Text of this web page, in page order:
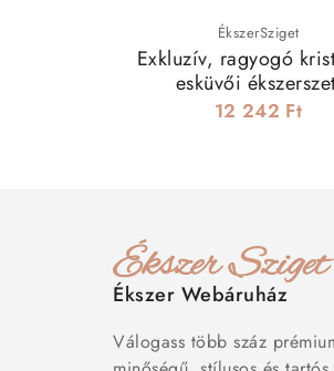
ÉkszerSziget
Exkluzív, ragyogó
esküvői
12 242 Ft
Ékszer Webáruház
Válogass több száz